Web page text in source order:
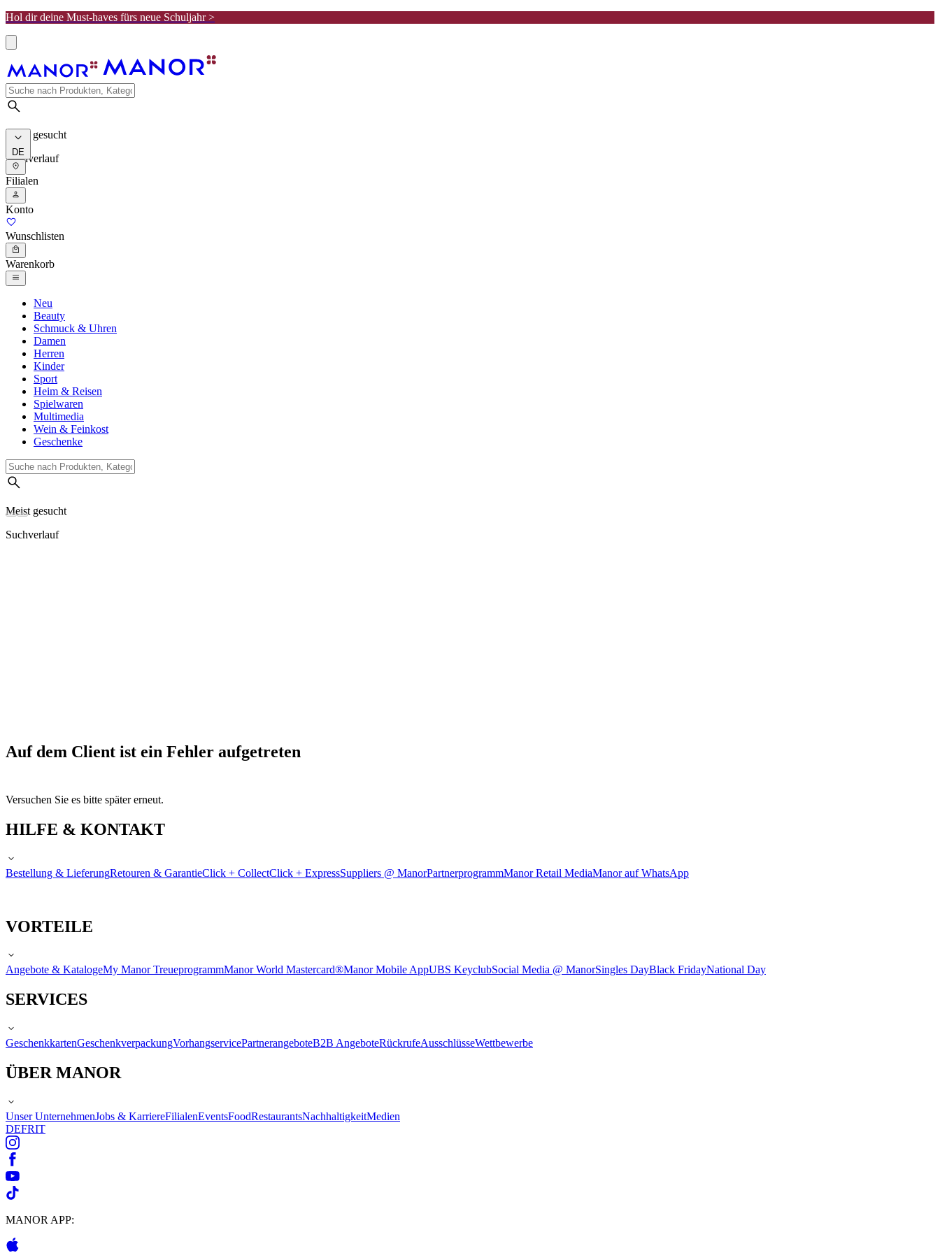
Hol dir deine Must-haves fürs neue Schuljahr >
Meist gesucht
Suchverlauf
DE
Filialen
Konto
Wunschlisten
Warenkorb
Neu
Beauty
Schmuck & Uhren
Damen
Herren
Kinder
Sport
Heim & Reisen
Spielwaren
Multimedia
Wein & Feinkost
Geschenke
Meist gesucht
Suchverlauf
Auf dem Client ist ein Fehler aufgetreten
Versuchen Sie es bitte später erneut.
HILFE & KONTAKT
Bestellung & LieferungRetouren & GarantieClick + CollectClick + ExpressSuppliers @ ManorPartnerprogrammManor Retail MediaManor auf WhatsApp
VORTEILE
Angebote & KatalogeMy Manor TreueprogrammManor World Mastercard®Manor Mobile AppUBS KeyclubSocial Media @ ManorSingles DayBlack FridayNational Day
SERVICES
GeschenkkartenGeschenkverpackungVorhangservicePartnerangeboteB2B AngeboteRückrufeAusschlüsseWettbewerbe
ÜBER MANOR
Unser UnternehmenJobs & KarriereFilialenEventsFoodRestaurantsNachhaltigkeitMedien
DEFRIT
MANOR APP: